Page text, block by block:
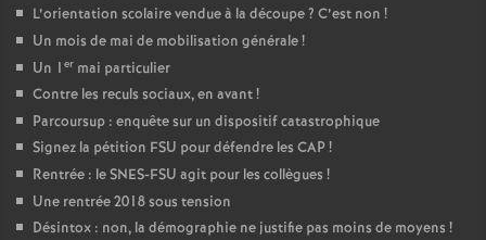
L’orientation scolaire vendue à la découpe? C’est non !
Un mois de mai de mobilisation générale!
Un 1 er mai particulier
Contre les reculs sociaux, en avant!
Parcoursup : enquête sur un dispositif catastrophique
Signez la pétition FSU pour défendre les CAP!
Rentrée : le SNES-FSU agit pour les collègues !
Une rentrée 2018 sous tension
Désintox : non, la démographie ne justifie pas moins de moyens !